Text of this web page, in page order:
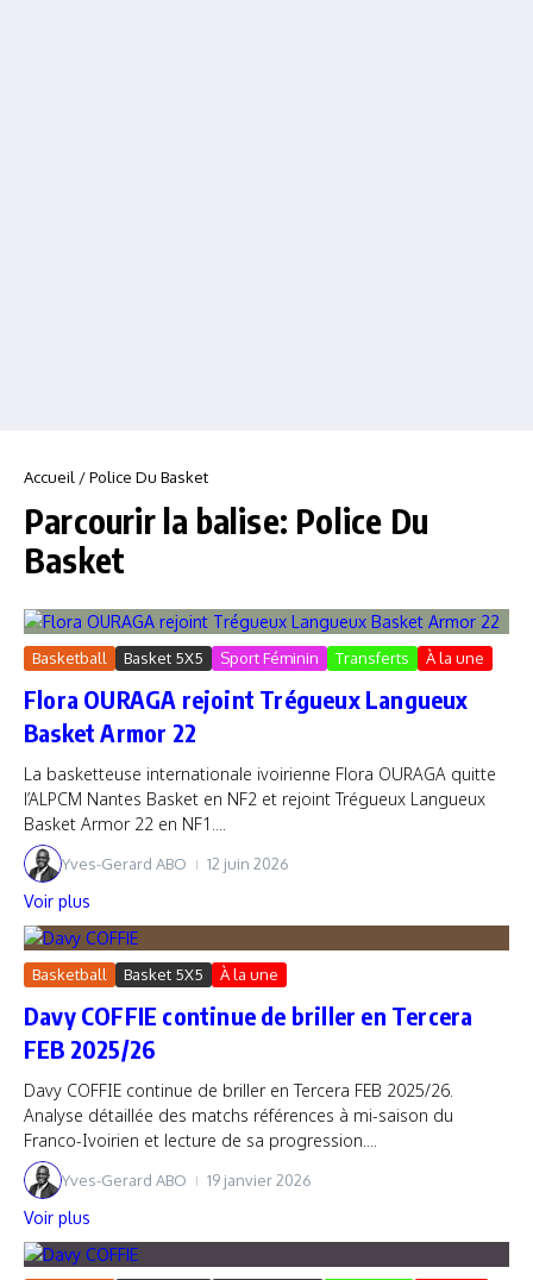
Accueil /Police Du Basket
Parcourir la balise: Police Du
Basket
Basketball Basket 5X5 Sport Féminin Transferts À la une
Flora OURAGA rejoint Trégueux Langueux
Basket Armor 22
La basketteuse internationale ivoirienne Flora OURAGA quitte
l’ALPCM Nantes Basket en NF2 et rejoint Trégueux Langueux
Basket Armor 22 en NF1....
Yves-Gerard ABO 12 juin 2026
Voir plus
Basketball Basket 5X5 À la une
Davy COFFIE continue de briller en Tercera
FEB 2025/26
Davy COFFIE continue de briller en Tercera FEB 2025/26.
Analyse détaillée des matchs références à mi-saison du
Franco-Ivoirien et lecture de sa progression....
Yves-Gerard ABO 19 janvier 2026
Voir plus